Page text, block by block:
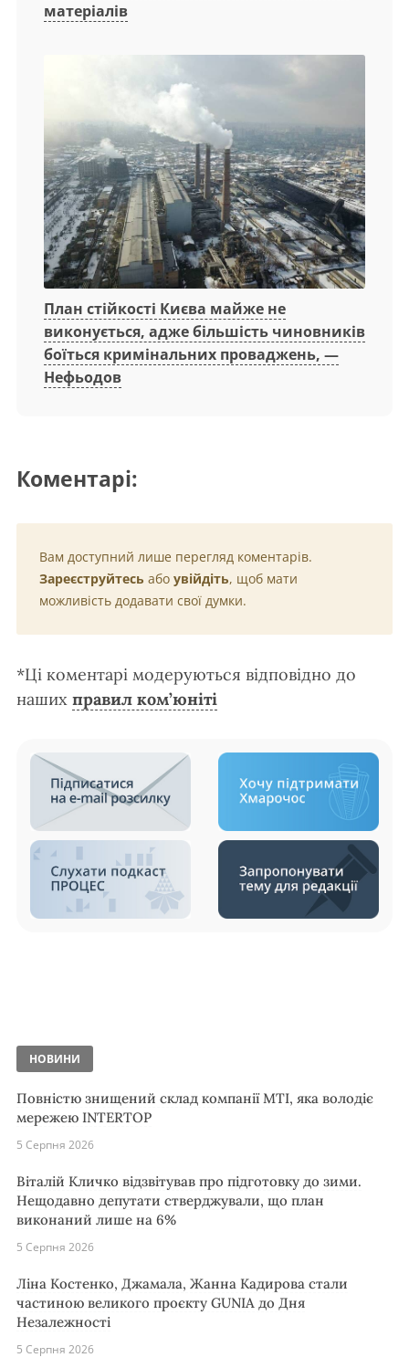
матеріалів
План стійкості Києва майже не
виконується, адже більшість чиновників
боїться кримінальних проваджень, —
Нефьодов
Коментарі:
Вам доступний лише перегляд коментарів.
Зареєструйтесь або увійдіть, щоб мати
можливість додавати свої думки.
*Ці коментарі модеруються відповідно до
наших правил ком’юніті
НОВИНИ
Повністю знищений склад компанії MTI, яка володіє
мережею INTERTOP
5 Серпня 2026
Віталій Кличко відзвітував про підготовку до зими.
Нещодавно депутати стверджували, що план
виконаний лише на 6%
5 Серпня 2026
Ліна Костенко, Джамала, Жанна Кадирова стали
частиною великого проєкту GUNIA до Дня
Незалежності
5 Серпня 2026